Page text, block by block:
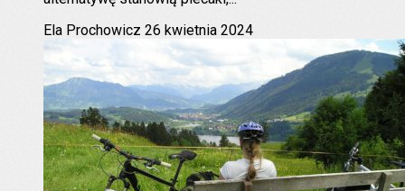
Ela Prochowicz 26 kwietnia 2024